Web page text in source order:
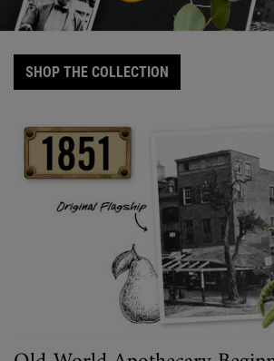
SHOP THE COLLECTION